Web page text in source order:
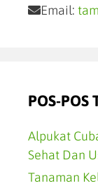
Email:
POS-POS
Alpukat
Sehat Dan
Tanaman